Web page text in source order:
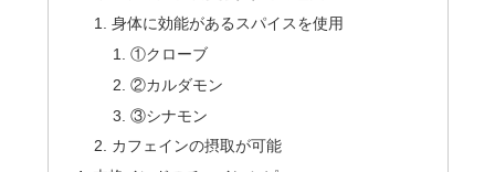
身体に効能があるスパイスを使用
①クローブ
②カルダモン
③シナモン
カフェインの摂取が可能